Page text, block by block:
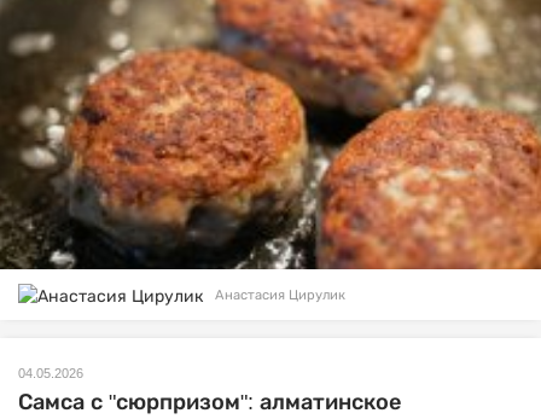
Анастасия Цирулик
04.05.2026
Самса с "сюрпризом": алматинское